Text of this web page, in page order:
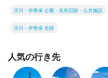
渋川・伊香保 公園・名所旧跡・公共施設
渋川・伊香保 史跡
人気の行き先